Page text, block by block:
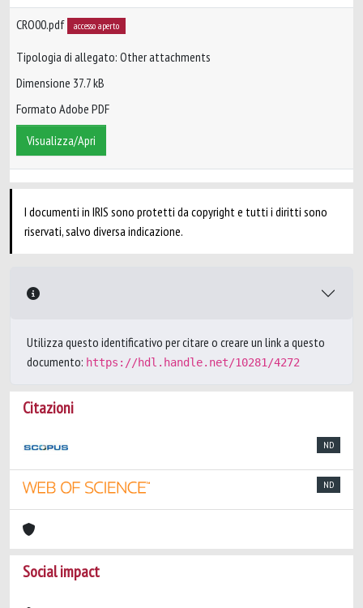
CRO00.pdf accesso aperto
Tipologia di allegato: Other attachments
Dimensione 37.7 kB
Formato Adobe PDF
Visualizza/Apri
I documenti in IRIS sono protetti da copyright e tutti i diritti sono
riservati, salvo diversa indicazione.
Utilizza questo identificativo per citare o creare un link a questo
documento: https://hdl.handle.net/10281/4272
Citazioni
ND
ND
Social impact